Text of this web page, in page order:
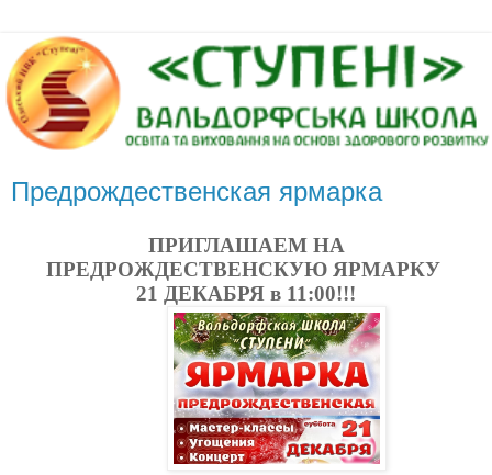
Предрождественская ярмарка
ПРИГЛАШАЕМ НА
ПРЕДРОЖДЕСТВЕНСКУЮ ЯРМАРКУ
21 ДЕКАБРЯ в 11:00!!!